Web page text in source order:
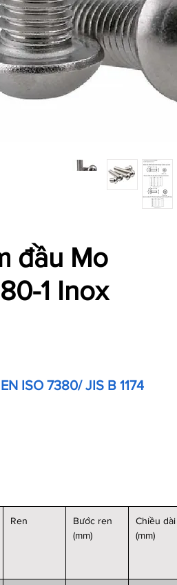
đầu Mo
1 Inox
ISO 7380/ JIS B 1174
Ren
Bước ren
(mm)
Chiều dài
(mm)